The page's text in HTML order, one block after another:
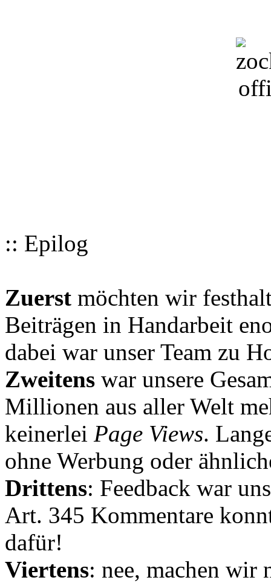
:: Epilog
Zuerst möchten wir
Beiträgen in Handarbeit
dabei war unser Team zu
Zweitens war unsere
Millionen aus aller Welt
keinerlei Page Views.
ohne Werbung oder
Drittens: Feedback war
Art. 345 Kommentare
dafür!
Viertens: nee, machen wir